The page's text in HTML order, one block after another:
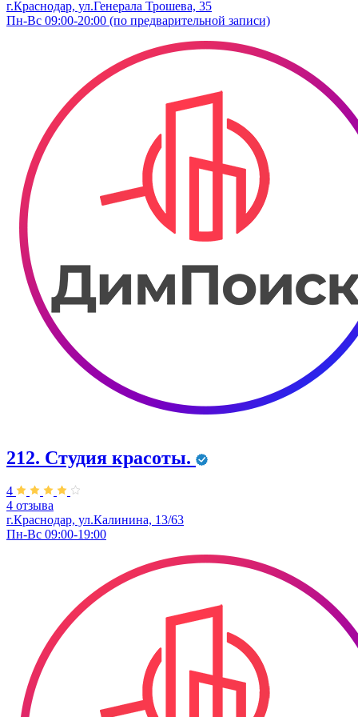
г.Краснодар, ул.Генерала Трошева, 35
Пн-Вс 09:00-20:00 (по предварительной записи)
212. Студия красоты.
4
4 отзыва
г.Краснодар, ул.Калинина, 13/63
Пн-Вс 09:00-19:00